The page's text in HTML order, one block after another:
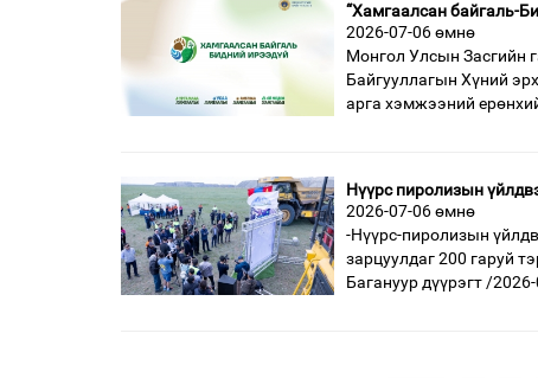
“Хамгаалсан байгаль-
2026-07-06 өмнө
Монгол Улсын Засгийн
Байгууллагын Хүний
арга хэмжээний
Нүүрс пиролизын
2026-07-06 өмнө
-Нүүрс-пиролизын
зарцуулдаг 200 гаруй
Багануур дүүрэгт /